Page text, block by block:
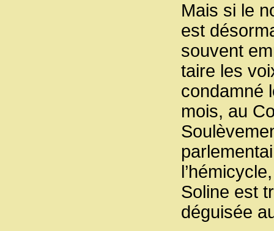
Mais si le
est
souvent
taire les
condamné
mois, au
Soline est
déguisée